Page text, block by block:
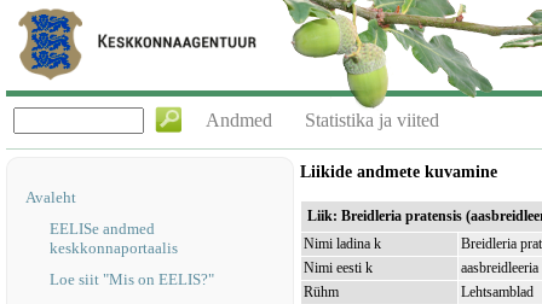
Andmed Statistika ja viited
Avaleht
EELISe andmed
keskkonnaportaalis
Loe siit "Mis on EELIS?"
Liikide andmete kuvamine
Liik: Breidleria pratensis
Nimi ladina k
Breidleria
Nimi eesti k
aasbreidleeria
Rühm
Lehtsamblad